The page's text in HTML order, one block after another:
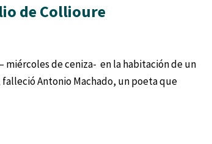
de Collioure
miércoles de ceniza- en la habitación de un
Antonio Machado, un poeta que